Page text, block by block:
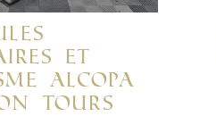
et
Alcopa
Tours